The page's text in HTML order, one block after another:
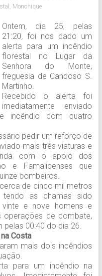
, Monchique
Ontem, dia 25, pelas
21:20, foi nos dado um
alerta para um incêndio
florestal no Lugar da
Senhora do Monte,
freguesia de Candoso S.
Martinho.
Recebido o alerta foi
imediatamente enviado
incêndio com quatro
pedir um reforço de
mais três viaturas e
com o apoio dos
e Famalicenses que
bombeiros.
de cinco mil metros
tendo as chamas sido
e nove homens e
operações de combate,
pelas 00:40 do dia 26.
Costa
mais dois incêndios
para um incêndio na